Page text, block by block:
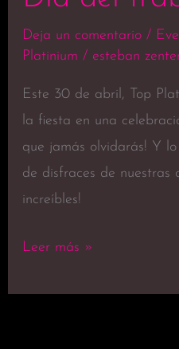
Deja un comentario /
Platinium / esteban
Este 30 de abril, Top
la fiesta en una
que jamás olvidarás! Y
de disfraces de nuestras
increíbles!
trabajador
Leer más »